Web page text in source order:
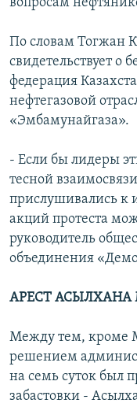
вопросам
По словам Тогжан
свидетельствует о
федерация
нефтегазовой
«Эмбамунайгаза».
- Если бы лидеры
тесной
прислушивались к
акций протеста
руководитель
объединения
АРЕСТ
Между тем, кроме
решением
на семь суток был
забастовки -